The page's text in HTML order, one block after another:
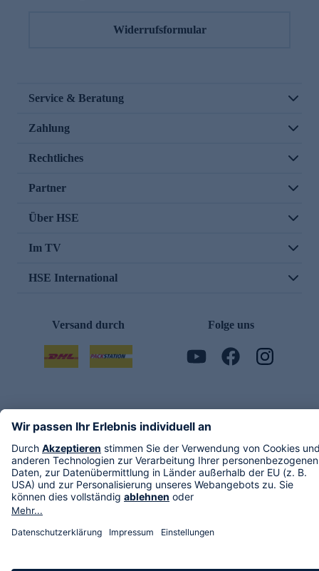
Widerrufsformular
Service & Beratung
Zahlung
Rechtliches
Partner
Über HSE
Im TV
HSE International
Versand durch Folge uns
Alle Rechte vorbehalten. Alle Preise inkl. gesetzlicher MwSt., zzgl. Versandkosten.